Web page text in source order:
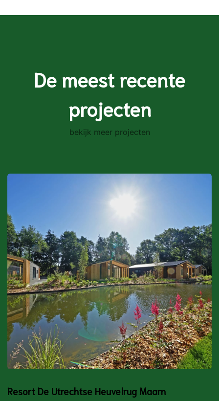
De meest recente
projecten
bekijk meer projecten
Resort De Utrechtse Heuvelrug Maarn